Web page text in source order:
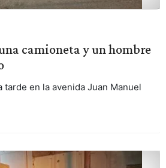
camioneta y un hombre
tarde en la avenida Juan Manuel